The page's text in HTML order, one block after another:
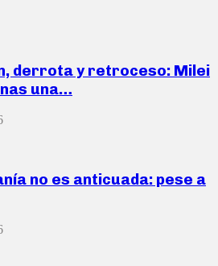
derrota y retroceso: Milei
una…
no es anticuada: pese a